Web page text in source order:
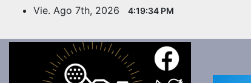
Saltar
contenido
Vie. Ago 7th, 2026 4:19:35 PM